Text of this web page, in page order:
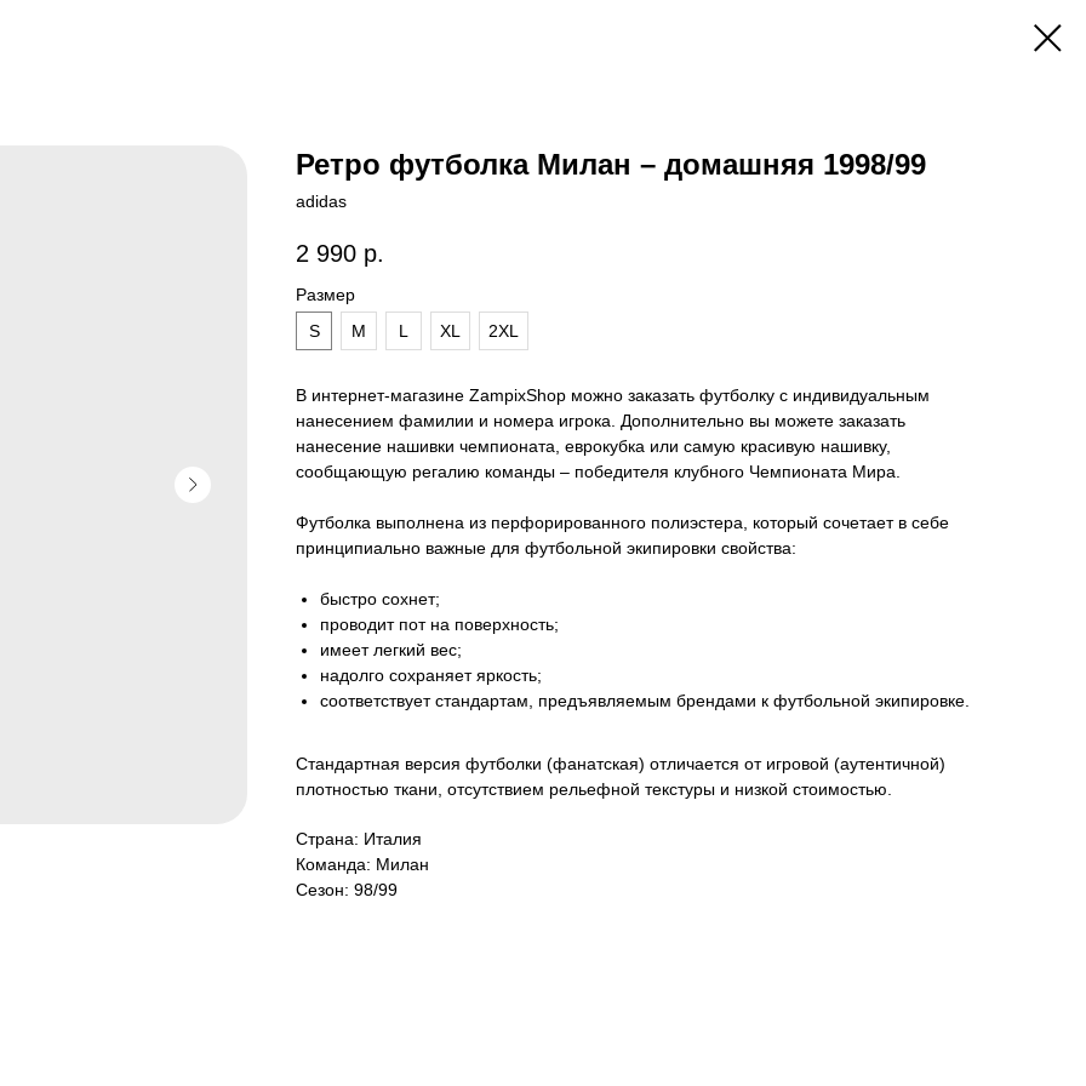
Ретро футболка Милан – домашняя 1998/99
adidas
2 990 р.
Размер
S
M L XL 2XL
В интернет-магазине ZampixShop можно заказать футболку с индивидуальным
нанесением фамилии и номера игрока. Дополнительно вы можете заказать
нанесение нашивки чемпионата, еврокубка или самую красивую нашивку,
сообщающую регалию команды – победителя клубного Чемпионата Мира.
Футболка выполнена из перфорированного полиэстера, который сочетает в себе
принципиально важные для футбольной экипировки свойства:
быстро сохнет;
проводит пот на поверхность;
имеет легкий вес;
надолго сохраняет яркость;
соответствует стандартам, предъявляемым брендами к футбольной экипировке.
Стандартная версия футболки (фанатская) отличается от игровой (аутентичной)
плотностью ткани, отсутствием рельефной текстуры и низкой стоимостью.
Страна: Италия
Команда: Милан
Сезон: 98/99